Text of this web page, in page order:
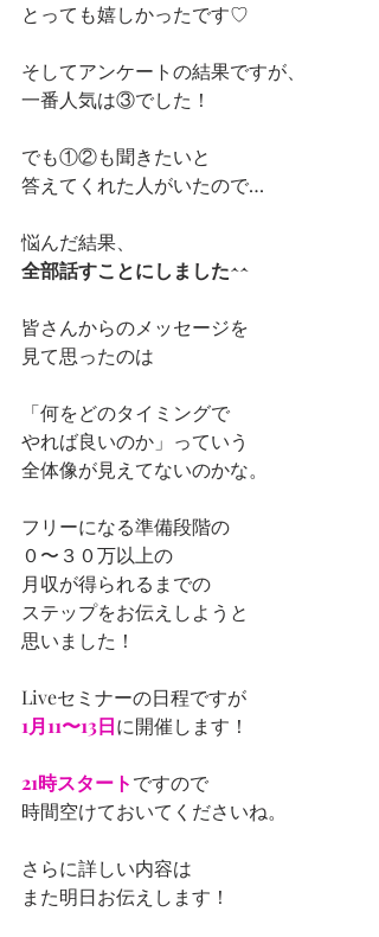
とっても嬉しかったです♡
そしてアンケートの結果ですが、
一番人気は③でした！
でも①②も聞きたいと
答えてくれた人がいたので…
悩んだ結果、
全部話すことにしました^^
皆さんからのメッセージを
見て思ったのは
「何をどのタイミングで
やれば良いのか」っていう
全体像が見えてないのかな。
フリーになる準備段階の
０〜３０万以上の
月収が得られるまでの
ステップをお伝えしようと
思いました！
Liveセミナーの日程ですが
1月11〜13日に開催します！
21時スタートですので
時間空けておいてくださいね。
さらに詳しい内容は
また明日お伝えします！